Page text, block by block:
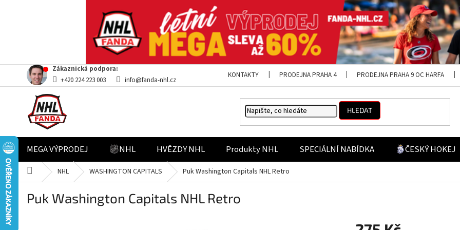
Přejít
obsah
Zákaznická podpora:
+420 224 223 003
info@fanda-nhl.cz
KONTAKTY PRODEJNA PRAHA 4 PRODEJNA PRAHA 9 OC HARFA
HLEDAT
MEGA VÝPRODEJ NHL HVĚZDY NHL Produkty NHL SPECIÁLNÍ NABÍDKA ČESKÝ HOKEJ
Domů NHL WASHINGTON CAPITALS Puk Washington Capitals NHL Retro
Puk Washington Capitals NHL Retro